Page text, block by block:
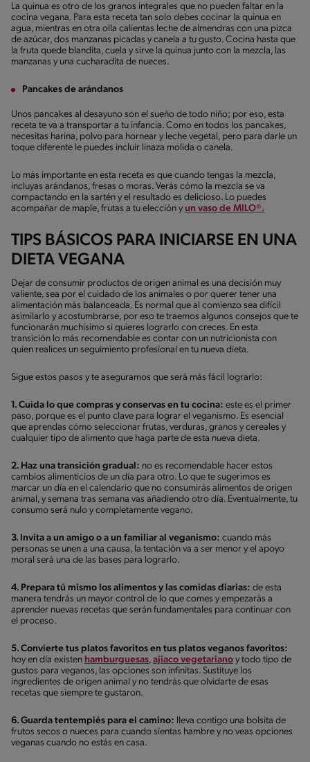
La quinua es otro de los granos integrales que no pueden faltar en la
cocina vegana. Para esta receta tan solo debes cocinar la quinua en
agua, mientras en otra olla calientas leche de almendras con una pizca
de azúcar, dos manzanas picadas y canela a tu gusto. Cocina hasta que
la fruta quede blandita, cuela y sirve la quinua junto con la mezcla, las
manzanas y una cucharadita de nueces.
Pancakes de arándanos
Unos pancakes al desayuno son el sueño de todo niño; por eso, esta
receta te va a transportar a tu infancia. Como en todos los pancakes,
necesitas harina, polvo para hornear y leche vegetal, pero para darle un
toque diferente le puedes incluir linaza molida o canela.
Lo más importante en esta receta es que cuando tengas la mezcla,
incluyas arándanos, fresas o moras. Verás cómo la mezcla se va
compactando en la sartén y el resultado es delicioso. Lo puedes
acompañar de maple, frutas a tu elección y un vaso de MILO®.
TIPS BÁSICOS PARA INICIARSE EN UNA
DIETA VEGANA
Dejar de consumir productos de origen animal es una decisión muy
valiente, sea por el cuidado de los animales o por querer tener una
alimentación más balanceada. Es normal que al comienzo sea difícil
asimilarlo y acostumbrarse, por eso te traemos algunos consejos que te
funcionarán muchísimo si quieres lograrlo con creces. En esta
transición lo más recomendable es contar con un nutricionista con
quien realices un seguimiento profesional en tu nueva dieta.
Sigue estos pasos y te aseguramos que será más fácil lograrlo:
1. Cuida lo que compras y conservas en tu cocina: este es el primer
paso, porque es el punto clave para lograr el veganismo. Es esencial
que aprendas cómo seleccionar frutas, verduras, granos y cereales y
cualquier tipo de alimento que haga parte de esta nueva dieta.
2. Haz una transición gradual: no es recomendable hacer estos
cambios alimenticios de un día para otro. Lo que te sugerimos es
marcar un día en el calendario que no consumirás alimentos de origen
animal, y semana tras semana vas añadiendo otro día. Eventualmente, tu
consumo será nulo y completamente vegano.
3. Invita a un amigo o a un familiar al veganismo: cuando más
personas se unen a una causa, la tentación va a ser menor y el apoyo
moral será una de las bases para lograrlo.
4. Prepara tú mismo los alimentos y las comidas diarias: de esta
manera tendrás un mayor control de lo que comes y empezarás a
aprender nuevas recetas que serán fundamentales para continuar con
el proceso.
5. Convierte tus platos favoritos en tus platos veganos favoritos:
hoy en día existen hamburguesas, ajiaco vegetariano y todo tipo de
gustos para veganos, las opciones son infinitas. Sustituye los
ingredientes de origen animal y no tendrás que olvidarte de esas
recetas que siempre te gustaron.
6. Guarda tentempiés para el camino:
lleva contigo una bolsita de
frutos secos o nueces para cuando sientas hambre y no veas opciones
veganas cuando no estás en casa.